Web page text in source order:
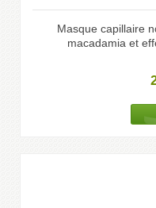
Masque capillaire
macadamia et